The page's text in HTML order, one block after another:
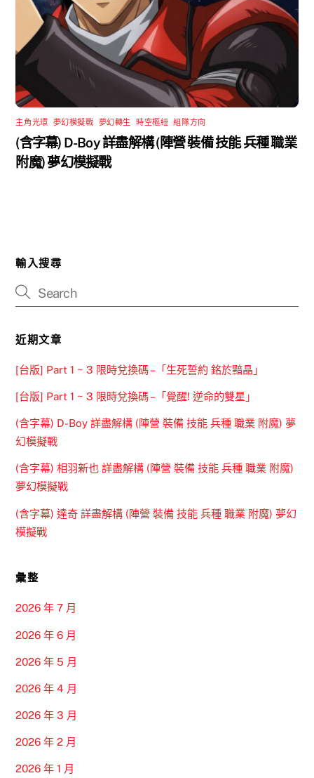
主角光環 夢幻模擬戰 夢幻轉生 ,時空樞紐 ,組隊方向
(含字幕) D-Boy 詳盡解構 (陣營 裝備 技能 兵種 職業
附魔) 夢幻模擬戰
輸入搜尋
近期文章
[台版] Part 1 ~ 3 限時兌換碼 –「生死誓約 銘於黯晶」
[台版] Part 1 ~ 3 限時兌換碼 –「覺醒! 逆命的雙星」
(含字幕) D-Boy 詳盡解構 (陣營 裝備 技能 兵種 職業 附魔) 夢
幻模擬戰
(含字幕) 相羽新也 詳盡解構 (陣營 裝備 技能 兵種 職業 附魔)
夢幻模擬戰
(含字幕) 達奇 詳盡解構 (陣營 裝備 技能 兵種 職業 附魔) 夢幻
模擬戰
彙整
2026 年 7 月
2026 年 6 月
2026 年 5 月
2026 年 4 月
2026 年 3 月
2026 年 2 月
2026 年 1 月